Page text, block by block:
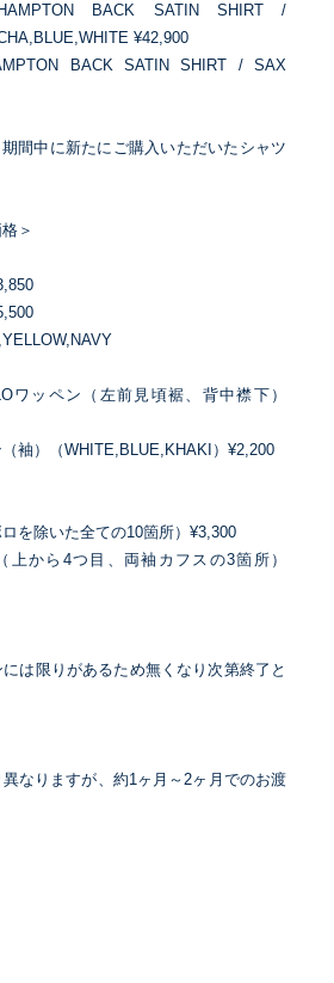
BACK SATIN SHIRT /
¥42,900
BACK SATIN SHIRT / SAX
間中に新たにご購入いただいたシャツ
＞
ワッペン（左前見頃裾、背中襟下）
袖）（WHITE,BLUE,KHAKI）¥2,200
を除いた全ての10箇所）¥3,300
上から4つ目、両袖カフスの3箇所）
は限りがあるため無くなり次第終了と
なりますが、約1ヶ月～2ヶ月でのお渡